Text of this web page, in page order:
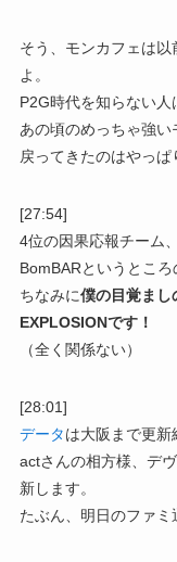
そう、モンカフェは
よ。
P2G時代を知らない
あの頃のめっちゃ強
戻ってきたのはやっぱ
[27:54]
4位の因果応報チーム
BomBARというところ
ちなみに僕の目覚ま
EXPLOSIONです！
（全く関係ない）
[28:01]
データは大阪まで更新
actさんの相方様、デ
新します。
たぶん、明日のファ